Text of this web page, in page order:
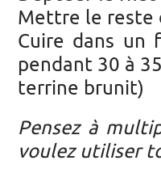
Mettre le reste
Cuire dans un
pendant 30 à
terrine brunit)
Pensez à
voulez utiliser